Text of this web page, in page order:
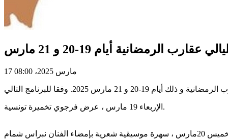
17 مارس 2025، 08:00
الإربعاء 19 مارس ، عرض فرجوي تخميرة تونسية.